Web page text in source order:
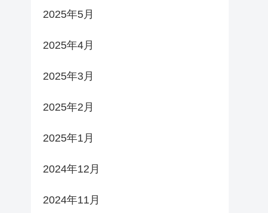
2025年5月
2025年4月
2025年3月
2025年2月
2025年1月
2024年12月
2024年11月